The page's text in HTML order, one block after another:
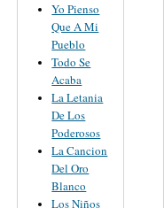
Yo Pienso
Que A Mi
Pueblo
Todo Se
Acaba
La Letania
De Los
Poderosos
La Cancion
Del Oro
Blanco
Los Niños